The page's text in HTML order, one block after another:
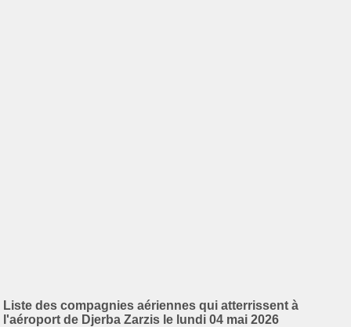
Liste des compagnies aériennes qui atterrissent à
l'aéroport de Djerba Zarzis le lundi 04 mai 2026